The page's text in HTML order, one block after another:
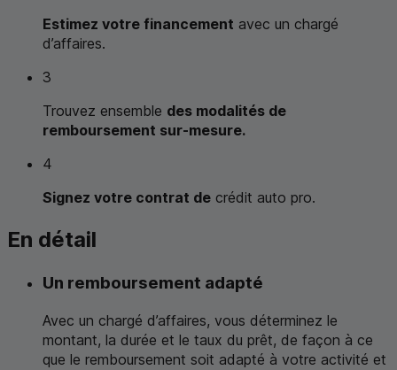
Estimez votre financement avec un chargé
d’affaires.
3
Trouvez ensemble des modalités de
remboursement sur-mesure.
4
Signez votre contrat de crédit auto pro.
En détail
Un remboursement adapté
Avec un chargé d’affaires, vous déterminez le
montant, la durée et le taux du prêt, de façon à ce
que le remboursement soit adapté à votre activité et